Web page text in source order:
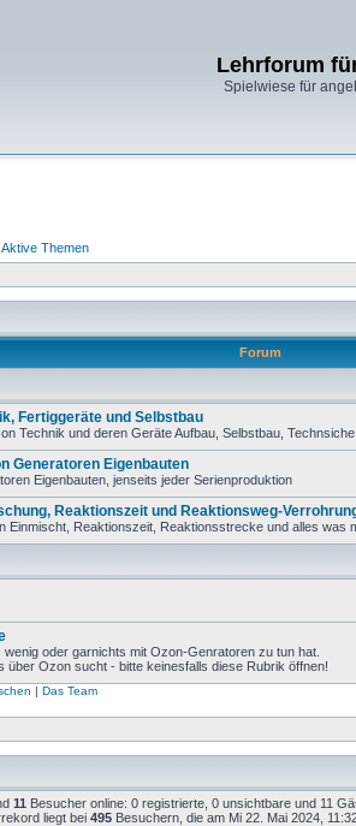
Lehrforum
Spielwiese für
Aktive Themen
Forum
Fertiggeräte und Selbstbau
Technik und deren Geräte Aufbau, Selbstbau,
Generatoren Eigenbauten
Eigenbauten, jenseits jeder Serienproduktion
Reaktionszeit und Reaktionsweg-
Einmischt, Reaktionszeit, Reaktionsstrecke und alles was
wenig oder garnichts mit Ozon-Genratoren zu tun hat.
über Ozon sucht - bitte keinesfalls diese Rubrik öffnen!
| Das Team
11 Besucher online: 0 registrierte, 0 unsichtbare und 11
liegt bei 495 Besuchern, die am Mi 22. Mai 2024,